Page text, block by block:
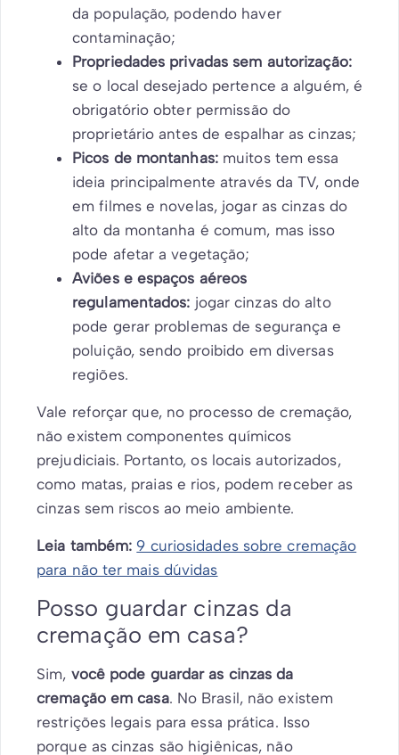
da população, podendo haver
contaminação;
Propriedades privadas sem autorização:
se o local desejado pertence a alguém, é
obrigatório obter permissão do
proprietário antes de espalhar as cinzas;
Picos de montanhas: muitos tem essa
ideia principalmente através da TV, onde
em filmes e novelas, jogar as cinzas do
alto da montanha é comum, mas isso
pode afetar a vegetação;
Aviões e espaços aéreos
regulamentados: jogar cinzas do alto
pode gerar problemas de segurança e
poluição, sendo proibido em diversas
regiões.
Vale reforçar que, no processo de cremação,
não existem componentes químicos
prejudiciais. Portanto, os locais autorizados,
como matas, praias e rios, podem receber as
cinzas sem riscos ao meio ambiente.
Leia também: 9 curiosidades sobre cremação
para não ter mais dúvidas
Posso guardar cinzas da
cremação em casa?
Sim, você pode guardar as cinzas da
cremação em casa. No Brasil, não existem
restrições legais para essa prática. Isso
porque as cinzas são higiênicas, não